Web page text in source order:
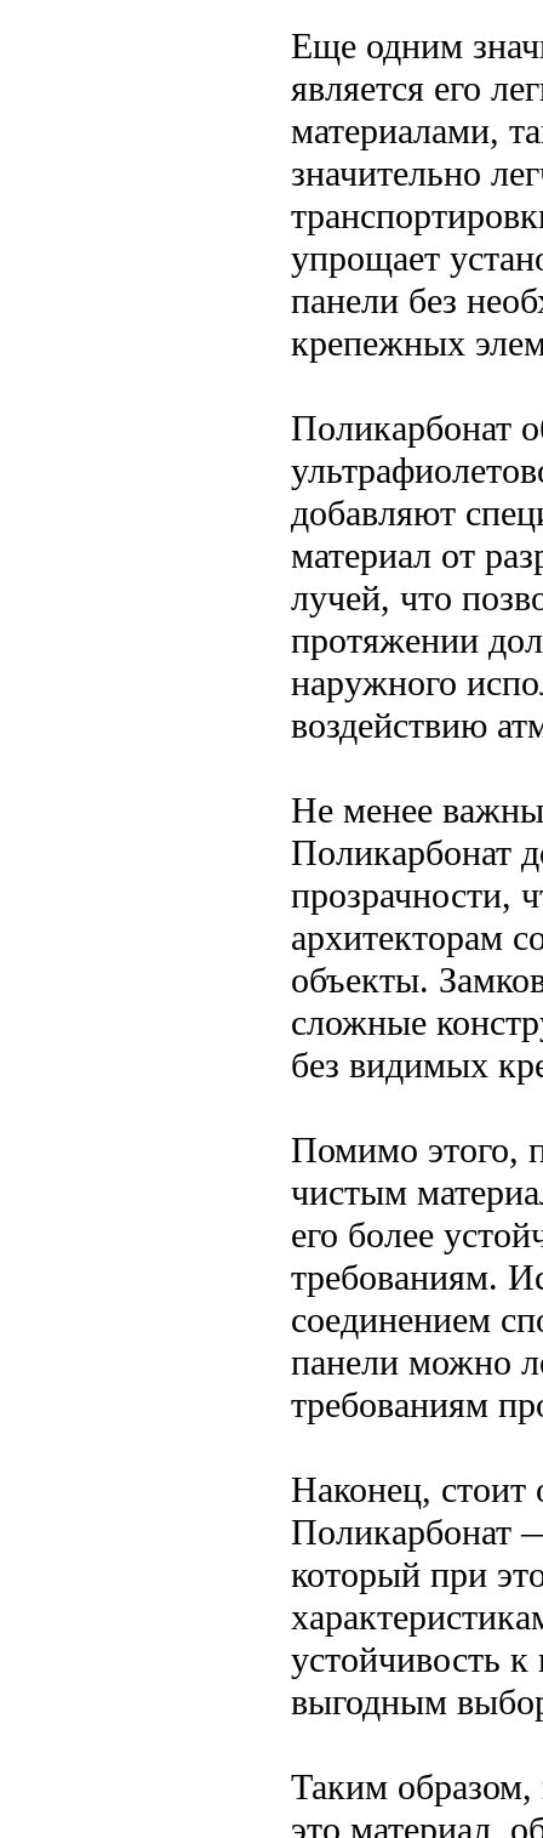
Еще одним
является его
материалами,
значительно
упрощает
панели без
крепежных
Поликарбонат
добавляют
материал от
лучей, что
протяжении
наружного
воздействию
Не менее
Поликарбонат
прозрачности,
архитекторам
объекты.
сложные
без видимых
Помимо этого,
чистым
его более
требованиям.
соединением
панели можно
требованиям
Наконец, стоит
Поликарбонат
который при
устойчивость
выгодным
Таким
это материал,